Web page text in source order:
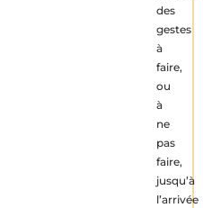
des
gestes
à
faire,
ou
à
ne
pas
faire,
jusqu’à
l’arrivée